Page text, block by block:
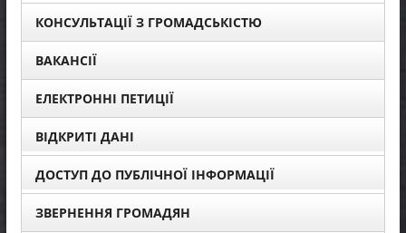
КОНСУЛЬТАЦІЇ З ГРОМАДСЬКІСТЮ
ВАКАНСІЇ
ЕЛЕКТРОННІ ПЕТИЦІЇ
ВІДКРИТІ ДАНІ
ДОСТУП ДО ПУБЛІЧНОЇ ІНФОРМАЦІЇ
ЗВЕРНЕННЯ ГРОМАДЯН